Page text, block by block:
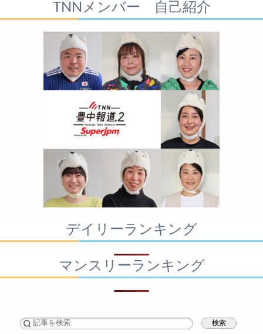
TNNメンバー 自己紹介
デイリーランキング
マンスリーランキング
検索